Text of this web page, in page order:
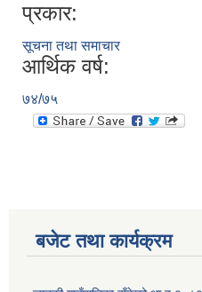
प्रकार:
सूचना तथा समाचार
आर्थिक वर्ष:
७४/७५
बजेट तथा कार्यक्रम